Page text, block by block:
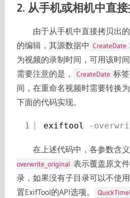
2. 从手机或相机中直
由于从手机中直接拷贝出
的编辑，其源数据中 CreateDate
为视频的录制时间，可用该时
需要注意的是，
CreateDate 标
间，在重命名视频时需要转换
下面的代码实现。
1 exiftool -
在上述代码中，各参数含义
overwrite_original 表示覆盖原文件
录，如果没有子目录可以不使用
置ExifTool的API选项。